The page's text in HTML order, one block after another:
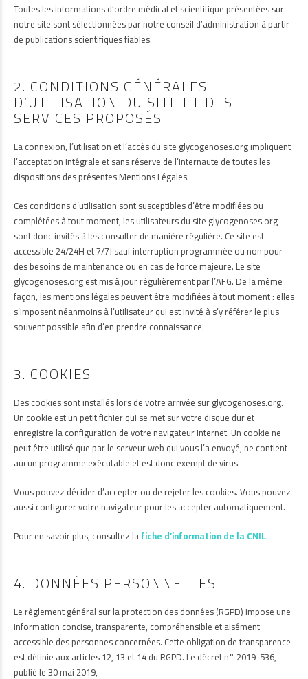
Toutes les informations d’ordre médical et scientifique présentées sur
notre site sont sélectionnées par notre conseil d’administration à partir
de publications scientifiques fiables.
2. CONDITIONS GÉNÉRALES
D’UTILISATION DU SITE ET DES
SERVICES PROPOSÉS
La connexion, l’utilisation et l’accès du site glycogenoses.org impliquent
l’acceptation intégrale et sans réserve de l’internaute de toutes les
dispositions des présentes Mentions Légales.
Ces conditions d’utilisation sont susceptibles d’être modifiées ou
complétées à tout moment, les utilisateurs du site glycogenoses.org
sont donc invités à les consulter de manière régulière. Ce site est
accessible 24/24H et 7/7J sauf interruption programmée ou non pour
des besoins de maintenance ou en cas de force majeure. Le site
glycogenoses.org est mis à jour régulièrement par l’AFG. De la même
façon, les mentions légales peuvent être modifiées à tout moment : elles
s’imposent néanmoins à l’utilisateur qui est invité à s’y référer le plus
souvent possible afin d’en prendre connaissance.
3. COOKIES
Des cookies sont installés lors de votre arrivée sur glycogenoses.org.
Un cookie est un petit fichier qui se met sur votre disque dur et
enregistre la configuration de votre navigateur Internet. Un cookie ne
peut être utilisé que par le serveur web qui vous l’a envoyé, ne contient
aucun programme exécutable et est donc exempt de virus.
Vous pouvez décider d’accepter ou de rejeter les cookies. Vous pouvez
aussi configurer votre navigateur pour les accepter automatiquement.
Pour en savoir plus, consultez lafiche d’information de la CNIL.
4. DONNÉES PERSONNELLES
Le règlement général sur la protection des données (RGPD) impose une
information concise, transparente, compréhensible et aisément
accessible des personnes concernées. Cette obligation de transparence
est définie aux articles 12, 13 et 14 du RGPD. Le décret n° 2019-536,
publié le 30 mai 2019,